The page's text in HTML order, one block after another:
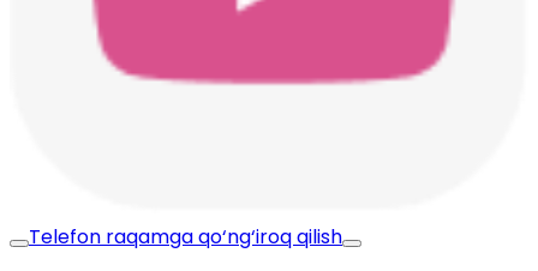
Telefon raqamga qo‘ng‘iroq qilish